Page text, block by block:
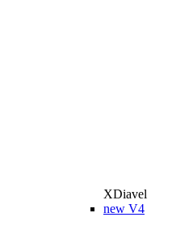
XDiavel
new V4